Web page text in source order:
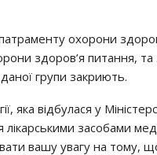
охорони
здоров’я питання,
групи закриють.
яка відбулася у
лікарськими засобами
вашу увагу на тому,